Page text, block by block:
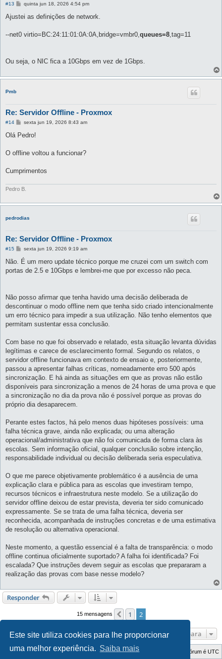
Este site utiliza cookies para lhe proporcionar
uma melhor experiência. Saiba mais
#13
M
n
g
quinta jun 18, 2026 4:54 pm
Ajustei as definições de network.
--net0 virtio=BC:24:11:01:0A:0A,bridge=vmbr0,queues=8,tag=11
Ou seja, o NIC fica a 10Gbps em vez de 1Gbps.
Pmb
Re: Servidor Offline - Proxmox
#14
M
n
g
sexta jun 19, 2026 8:43 am
Olá Pedro!
O offline voltou a funcionar?
Cumprimentos
Pedro B.
pedrodias
Re: Servidor Offline - Proxmox
#15
M
n
a
sexta jun 19, 2026 9:19 am
Não. É um mero update técnico porque me cruzei com um switch com
portas de 2.5 e 10Gbps e lembrei-me que por excesso não peca.
Não posso afirmar que tenha havido uma decisão deliberada de
descontinuar o modo offline nem que tenha sido criado intencionalmente
um erro técnico para impedir a sua utilização. Não tenho elementos que
permitam sustentar essa conclusão.
Com base no que foi observado e relatado, esta situação levanta dúvidas
legítimas e carece de esclarecimento formal. Segundo os relatos, o
servidor offline funcionava em contexto de ensaio e, posteriormente,
passou a apresentar falhas críticas, nomeadamente erro 500 após
sincronização. E há ainda as situações em que as provas não estão
disponíveis para sincronização a menos de 24 horas de uma prova e que
a sincronização no dia da prova não é possível porque as provas do
próprio dia desaparecem.
Perante estes factos, há pelo menos duas hipóteses possíveis: uma
falha técnica grave, ainda não explicada; ou uma alteração
operacional/administrativa que não foi comunicada de forma clara às
escolas. Sem informação oficial, qualquer conclusão sobre intenção,
responsabilidade individual ou decisão deliberada seria especulativa.
O que me parece objetivamente problemático é a ausência de uma
explicação clara e pública para as escolas que investiram tempo,
recursos técnicos e infraestrutura neste modelo. Se a utilização do
servidor offline deixou de estar prevista, deveria ter sido comunicado
expressamente. Se se trata de uma falha técnica, deveria ser
reconhecida, acompanhada de instruções concretas e de uma estimativa
de resolução ou alternativa operacional.
Neste momento, a questão essencial é a falta de transparência: o modo
offline continua oficialmente suportado? A falha foi identificada? Foi
escalada? Que instruções devem seguir as escolas que prepararam a
realização das provas com base nesse modelo?
Responder
15 mensagens Anterior
1 2
Ir para
Índice do Fórum O Fuso Horário do Fórum é UTC